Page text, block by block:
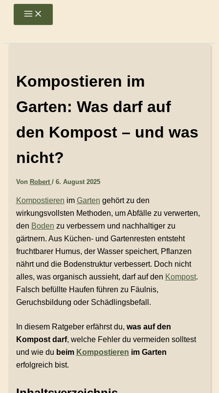
Inhalt
Main
Kompostieren im
Garten: Was darf auf
den Kompost – und was
nicht?
Von Robert / 6. August 2025
Kompostieren im Garten gehört zu den
wirkungsvollsten Methoden, um Abfälle zu verwerten,
den Boden zu verbessern und nachhaltiger zu
gärtnern. Aus Küchen- und Gartenresten entsteht
fruchtbarer Humus, der Wasser speichert, Pflanzen
nährt und die Bodenstruktur verbessert. Doch nicht
alles, was organisch aussieht, darf auf den Kompost.
Falsch befüllte Haufen führen zu Fäulnis,
Geruchsbildung oder Schädlingsbefall.
In diesem Ratgeber erfährst du, was auf den
Kompost darf, welche Fehler du vermeiden solltest
und wie du beim Kompostieren im Garten
erfolgreich bist.